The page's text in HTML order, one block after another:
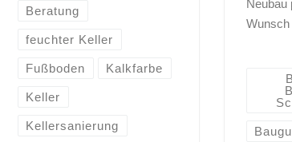
Beratung
feuchter Keller
Fußboden Kalkfarbe
Keller
Kellersanierung
Neubau